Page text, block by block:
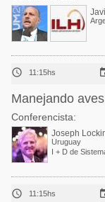
 11:15hs
Manejando
Conferencista:
Joseph
Uruguay
 11:15hs